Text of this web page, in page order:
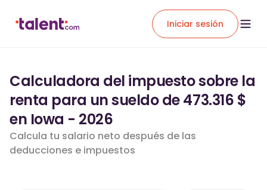
Iniciar sesión
Calculadora del impuesto sobre la
renta para un sueldo de 473.316 $
en Iowa - 2026
Calcula tu salario neto después de las
deducciones e impuestos